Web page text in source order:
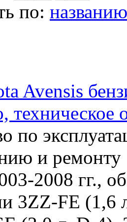
по: названию
Avensis
по
и
2008 гг.,
3ZZ-FE